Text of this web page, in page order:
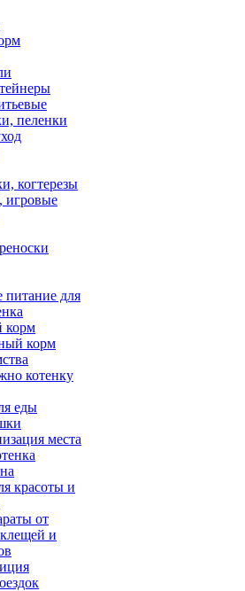
пеленки
когтерезы
игровые
питание для
корм
корм
котенку
еды
места
красоты и
от
и